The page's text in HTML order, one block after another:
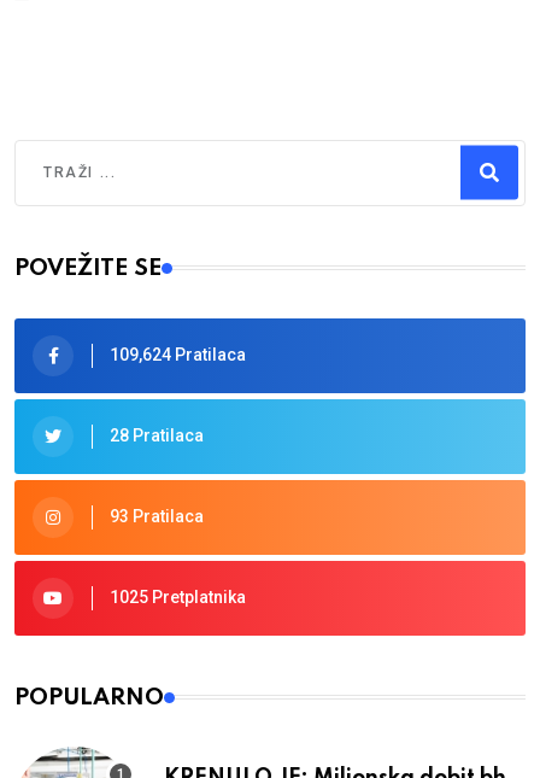
Type 2 or more characters for results.
POVEŽITE SE
109,624 Pratilaca
28 Pratilaca
93 Pratilaca
1025 Pretplatnika
POPULARNO